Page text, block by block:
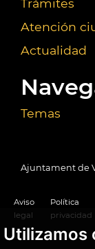
Utilizamos
Trámites
Atención
Actualidad
Temas
Ajuntament de
Aviso
legal
Política
privacidad